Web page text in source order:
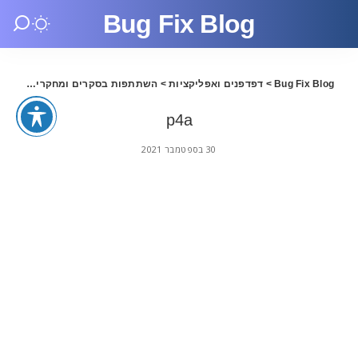
Bug Fix Blog
Bug Fix Blog
> דפדפנים ואפליקציות> השתתפות בסקרים ומחקרים תמורת תשלום – Panel4all
p4a
30 בספטמבר 2021